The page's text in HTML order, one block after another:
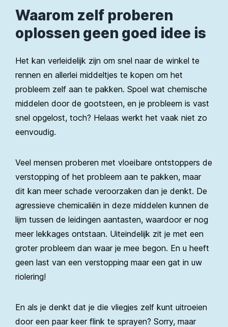
Waarom zelf proberen
oplossen geen goed idee is
Het kan verleidelijk zijn om snel naar de winkel te
rennen en allerlei middeltjes te kopen om het
probleem zelf aan te pakken. Spoel wat chemische
middelen door de gootsteen, en je probleem is vast
snel opgelost, toch? Helaas werkt het vaak niet zo
eenvoudig.
Veel mensen proberen met vloeibare ontstoppers de
verstopping of het probleem aan te pakken, maar
dit kan meer schade veroorzaken dan je denkt. De
agressieve chemicaliën in deze middelen kunnen de
lijm tussen de leidingen aantasten, waardoor er nog
meer lekkages ontstaan. Uiteindelijk zit je met een
groter probleem dan waar je mee begon. En u heeft
geen last van een verstopping maar een gat in uw
riolering!
En als je denkt dat je die vliegjes zelf kunt uitroeien
door een paar keer flink te sprayen? Sorry, maar